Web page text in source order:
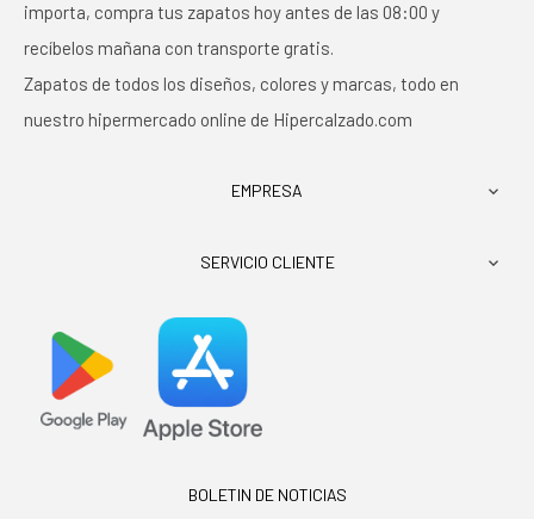
importa, compra tus zapatos hoy antes de las 08:00 y
recíbelos mañana con transporte gratis.
Zapatos de todos los diseños, colores y marcas, todo en
nuestro hipermercado online de Hipercalzado.com
EMPRESA 
SERVICIO CLIENTE 
BOLETIN DE NOTICIAS